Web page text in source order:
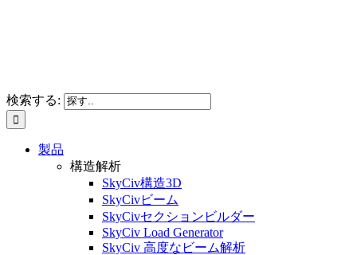
検索する:
製品
構造解析
SkyCiv構造3D
SkyCivビーム
SkyCivセクションビルダー
SkyCiv Load Generator
SkyCiv 高度なビーム解析